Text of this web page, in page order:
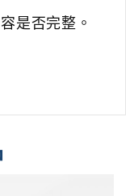
是否完整。